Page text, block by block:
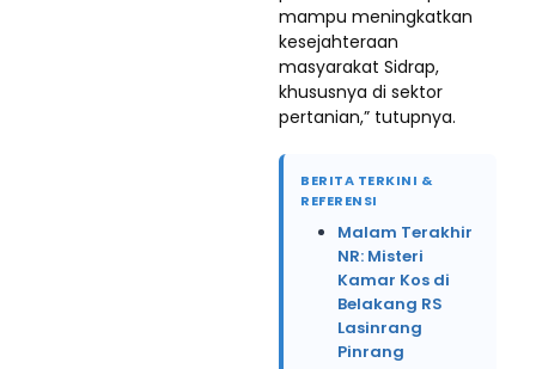
mampu meningkatkan
kesejahteraan
masyarakat Sidrap,
khususnya di sektor
pertanian,” tutupnya.
BERITA TERKINI &
REFERENSI
Malam Terakhir
NR: Misteri
Kamar Kos di
Belakang RS
Lasinrang
Pinrang